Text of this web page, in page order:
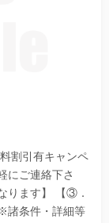
割引有キャンペ
にご連絡下さ
ります】 【③．
諸条件・詳細等